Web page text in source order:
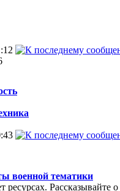
военной тематики
Рассказывайте о